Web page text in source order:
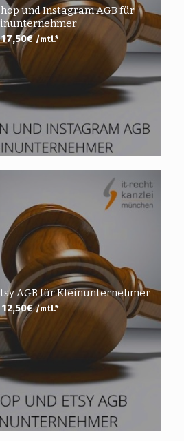
und Instagram AGB für
17,50€ /mtl.*
AGB für Kleinunternehmer
12,50€ /mtl.*